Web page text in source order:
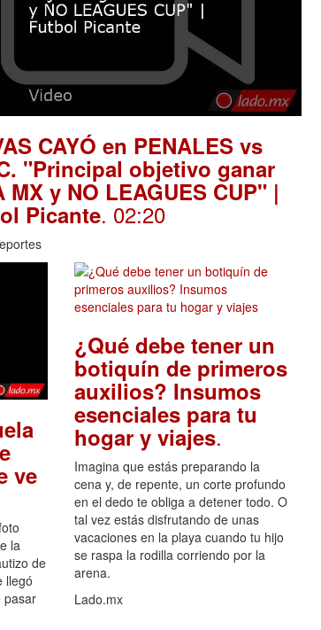
CAYÓ en PENALES vs
"Principal objetivo ganar
MX y NO LEAGUES CUP" |
Picante. 02:20
ve
la
de
llegó
pasar
¿Qué debe tener un
botiquín de primeros
auxilios? Insumos
esenciales para tu
hogar y viajes.
Imagina que estás preparando la
cena y, de repente, un corte profundo
en el dedo te obliga a detener todo. O
tal vez estás disfrutando de unas
vacaciones en la playa cuando tu hijo
se raspa la rodilla corriendo por la
arena.
Lado.mx